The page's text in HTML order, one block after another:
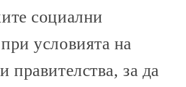
социални
условията на
правителства, за да